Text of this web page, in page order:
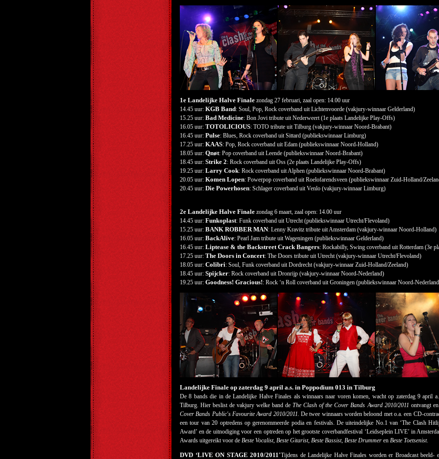
1e Landelijke Halve Finale zondag 27 februari, zaal open: 14.00 uur
14.45 uur: KGB Band: Soul, Pop, Rock coverband uit Lichtenvoorde (vakjury-winnaar Gelderland)
15.25 uur: Bad Medicine: Bon Jovi tribute uit Nederweert (1e plaats Landelijke Play-Offs)
16.05 uur: TOTOLICIOUS: TOTO tribute uit Tilburg (vakjury-winnaar Noord-Brabant)
16.45 uur: Pulse: Blues, Rock coverband uit Sittard (publiekswinnaar Limburg)
17.25 uur: KAAS: Pop, Rock coverband uit Edam (publiekswinnaar Noord-Holland)
18.05 uur: Qnøt: Pop coverband uit Leende (publiekswinnaar Noord-Brabant)
18.45 uur: Strike 2: Rock coverband uit Oss (2e plaats Landelijke Play-Offs)
19.25 uur: Larry Cook: Rock coverband uit Alphen (publiekswinnaar Noord-Brabant)
20.05 uur: Komen Lopen: Powerpop coverband uit Roelofarendsveen (publiekswinnaar Zuid-Holland/
20.45 uur: Die Powerhosen: Schlager coverband uit Venlo (vakjury-winnaar Limburg)
2e Landelijke Halve Finale zondag 6 maart, zaal open: 14.00 uur
14.45 uur: Funkoplast: Funk coverband uit Utrecht (publiekswinnaar Utrecht/Flevoland)
15.25 uur: BANK ROBBER MAN: Lenny Kravitz tribute uit Amsterdam (vakjury-winnaar Noord-Holland)
16.05 uur: BackAlive: Pearl Jam tribute uit Wageningen (publiekswinnaar Gelderland)
16.45 uur: Liptease & the Backstreet Crack Bangers: Rockabilly, Swing coverband uit Rotterdam (3e
17.25 uur: The Doors in Concert: The Doors tribute uit Utrecht (vakjury-winnaar Utrecht/Flevoland)
18.05 uur: Colibri: Soul, Funk coverband uit Dordrecht (vakjury-winnaar Zuid-Holland/Zeeland)
18.45 uur: Spijcker: Rock coverband uit Dronrijp (vakjury-winnaar Noord-Nederland)
19.25 uur: Goodness! Gracious!: Rock ‘n Roll coverband uit Groningen (publiekswinnaar Noord-
Landelijke Finale op zaterdag 9 april a.s. in Poppodium 013 in Tilburg
De 8 bands die in de Landelijke Halve Finales als winnaars naar voren komen, wacht op zaterdag 9 april
Tilburg. Hier beslist de vakjury welke band deThe Clash of the Cover Bands Award 2010/2011 ontvangt
Cover Bands Public's Favourite Award 2010/2011. De twee winnaars worden beloond met o.a. een CD-
een tour van 20 optredens op gerenommeerde podia en festivals. De uiteindelijke No.1 van ‘The Clash
Award’ en de uitnodiging voor een optreden op het grootste coverbandfestival ‘Leidseplein LIVE’ in
Awards uitgereikt voor de Beste Vocalist, Beste Gitarist, Beste Bassist, Beste Drummer en Beste Toetsenist.
DVD ‘LIVE ON STAGE 2010/2011'Tijdens de Landelijke Halve Finales worden er Broadcast